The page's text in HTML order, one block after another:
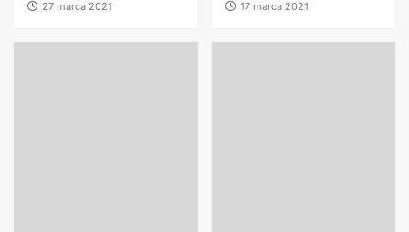
27 marca 2021 17 marca 2021